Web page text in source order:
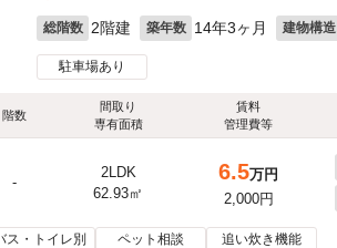
総階数 2階建 築年数 14年3ヶ月 建物構造
駐車場あり
階数
間取り
専有面積
賃料
管理費等
-
2LDK
62.93㎡
6.5万円
2,000円
ス・トイレ別 ペット相談 追い炊き機能